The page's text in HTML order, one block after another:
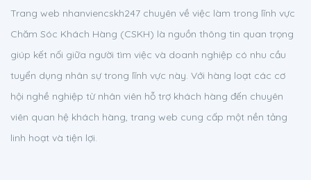
Trang web nhanviencskh247 chuyên về việc làm trong lĩnh vực
Chăm Sóc Khách Hàng (CSKH) là nguồn thông tin quan trọng
giúp kết nối giữa người tìm việc và doanh nghiệp có nhu cầu
tuyển dụng nhân sự trong lĩnh vực này. Với hàng loạt các cơ
hội nghề nghiệp từ nhân viên hỗ trợ khách hàng đến chuyên
viên quan hệ khách hàng, trang web cung cấp một nền tảng
linh hoạt và tiện lợi.